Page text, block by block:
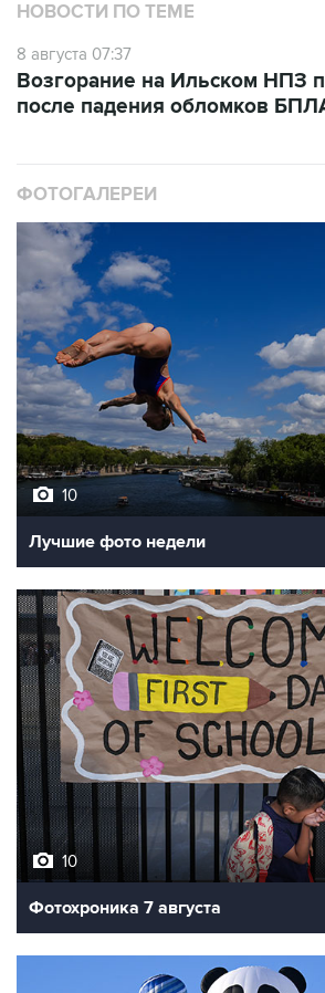
НОВОСТИ ПО ТЕМЕ
8 августа 07:37
Возгорание на Ильском НПЗ
после падения обломков
ФОТОГАЛЕРЕИ
10
Лучшие фото недели
10
Фотохроника 7 августа